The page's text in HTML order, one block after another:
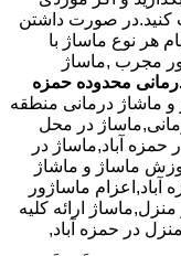
کنید.در صورت داشتن
هر نوع ماساژ با
مجرب ,ماساژ
محدوده حمزه
ماشاژ درمانی منطقه
در محل
آباد,ماساژ در
ماساژ و ماشاژ
آباد,اعزام ماساژور
ارائه کلیه
در حمزه آباد,